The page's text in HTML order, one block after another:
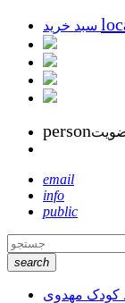
person
email
info
public
search
کودک مهدوی